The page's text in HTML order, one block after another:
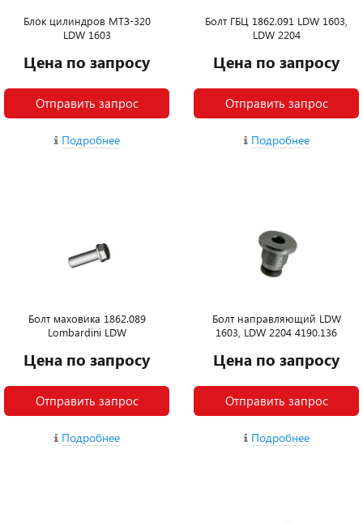
Блок цилиндров МТЗ-320
LDW 1603
Цена по запросу
Отправить запрос
Подробнее
Болт ГБЦ 1862.091 LDW 1603,
LDW 2204
Цена по запросу
Отправить запрос
Подробнее
Болт маховика 1862.089
Lombardini LDW
Цена по запросу
Отправить запрос
Подробнее
Болт направляющий LDW
1603, LDW 2204 4190.136
Цена по запросу
Отправить запрос
Подробнее